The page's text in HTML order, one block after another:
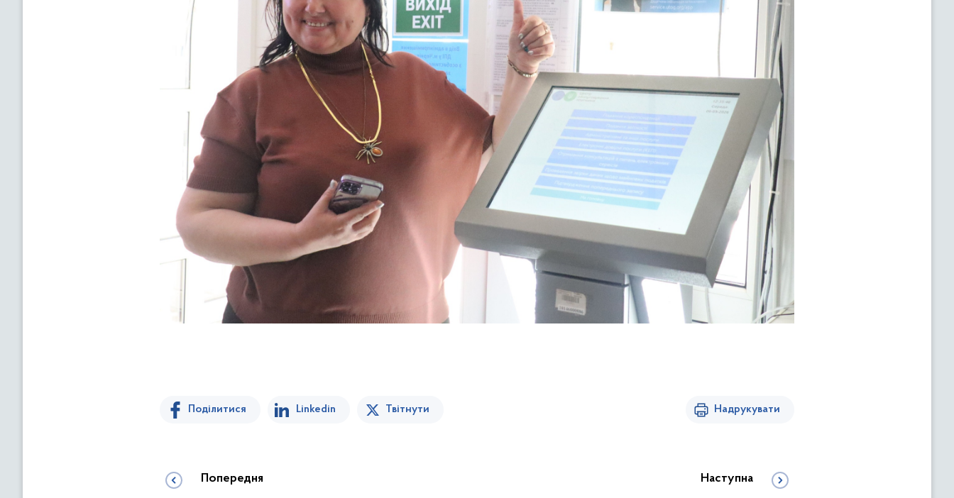
Поділитися Linkedin Твітнути Надрукувати
Попередня Наступна